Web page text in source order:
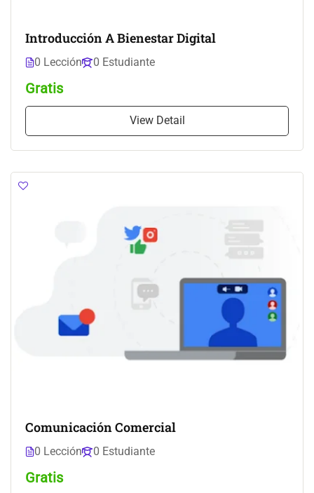
Introducción A Bienestar Digital
0 Lección 0 Estudiante
Gratis
View Detail
Comunicación Comercial
0 Lección 0 Estudiante
Gratis